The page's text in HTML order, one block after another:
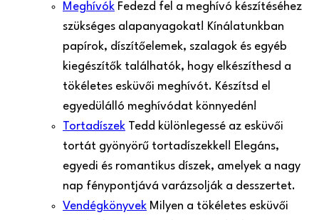
Meghívók Fedezd fel a meghívó készítéséhez
szükséges alapanyagokat! Kínálatunkban
papírok, díszítőelemek, szalagok és egyéb
kiegészítők találhatók, hogy elkészíthesd a
tökéletes esküvői meghívót. Készítsd el
egyedülálló meghívódat könnyedén!
Tortadíszek Tedd különlegessé az esküvői
tortát gyönyörű tortadíszekkel! Elegáns,
egyedi és romantikus díszek, amelyek a nagy
nap fénypontjává varázsolják a desszertet.
Vendégkönyvek Milyen a tökéletes esküvői